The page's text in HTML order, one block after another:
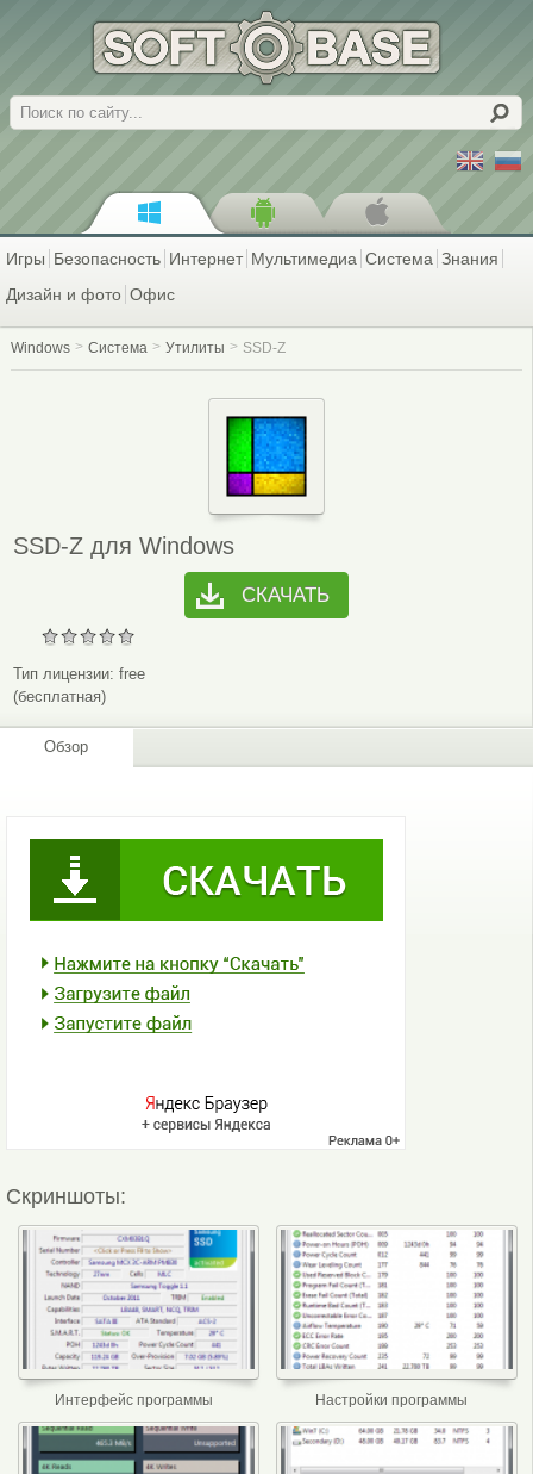
Поиск
Игры Безопасность Интернет Мультимедиа Система Знания
Дизайн и фото Офис
Windows Система Утилиты SSD-Z
SSD-Z для Windows
СКАЧАТЬ
Тип лицензии: free
(бесплатная)
Обзор
Скриншоты:
Интерфейс программы Настройки программы